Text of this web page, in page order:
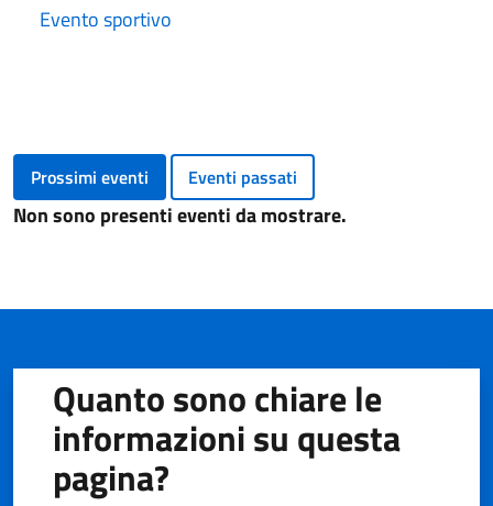
Evento sportivo
Prossimi eventi Eventi passati
Non sono presenti eventi da mostrare.
Quanto sono chiare le
informazioni su questa
pagina?